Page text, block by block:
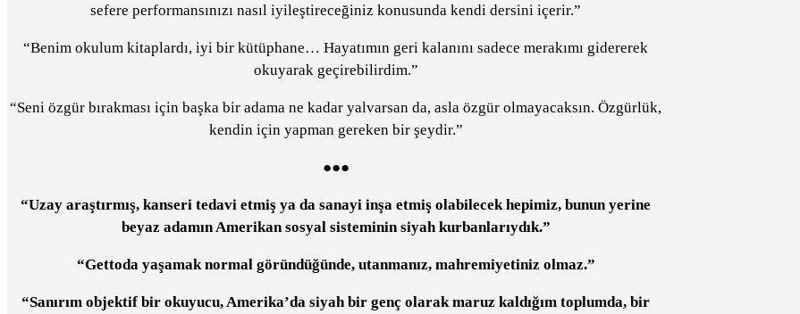
sefere performansınızı nasıl iyileştireceğiniz konusunda kendi dersini içerir.”
“Benim okulum kitaplardı, iyi bir kütüphane… Hayatımın geri kalanını sadece merakımı gidererek
okuyarak geçirebilirdim.”
“Seni özgür bırakması için başka bir adama ne kadar yalvarsan da, asla özgür olmayacaksın. Özgürlük,
kendin için yapman gereken bir şeydir.”
●●●
“Uzay araştırmış, kanseri tedavi etmiş ya da sanayi inşa etmiş olabilecek hepimiz, bunun yerine
beyaz adamın Amerikan sosyal sisteminin siyah kurbanlarıydık.”
“Gettoda yaşamak normal göründüğünde, utanmanız, mahremiyetiniz olmaz.”
“Sanırım objektif bir okuyucu, Amerika’da siyah bir genç olarak maruz kaldığım toplumda, bir